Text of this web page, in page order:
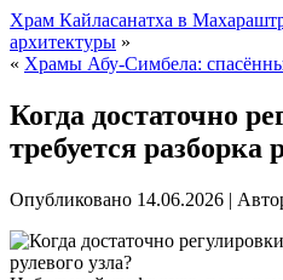
Храм Кайласанатха в
архитектуры »
« Храмы Абу-Симбела:
Когда достаточно
требуется разборка
Опубликовано 14.06.2026 |